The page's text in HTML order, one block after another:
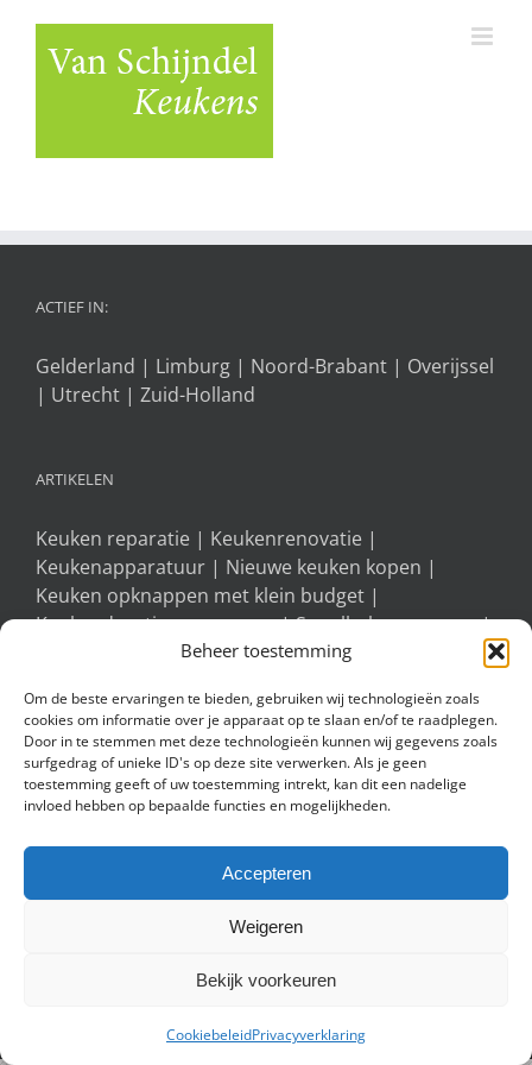
Beheer toestemming
Om de beste ervaringen te bieden, gebruiken wij technologieën zoals
cookies om informatie over je apparaat op te slaan en/of te raadplegen.
Door in te stemmen met deze technologieën kunnen wij gegevens zoals
surfgedrag of unieke ID's op deze site verwerken. Als je geen
toestemming geeft of uw toestemming intrekt, kan dit een nadelige
invloed hebben op bepaalde functies en mogelijkheden.
Accepteren
Weigeren
Bekijk voorkeuren
CookiebeleidPrivacyverklaring
inhoud
ACTIEF IN:
Gelderland | Limburg | Noord-Brabant | Overijssel
| Utrecht | Zuid-Holland
ARTIKELEN
Keuken reparatie | Keukenrenovatie |
Keukenapparatuur | Nieuwe keuken kopen |
Keuken opknappen met klein budget |
Keukendeurtjes vervangen|Spoelbak vervangen|
Afzuigkap vervangen|Keukengrepen vervangen
MEEST BEZOCHTE PAGINA’S
Utrecht|Eindhoven|Enschede|Breda|Tilburg
Bosch|Hengelo|Helmond|Oss
Bedrijf aanmelden-Privacyverklaring